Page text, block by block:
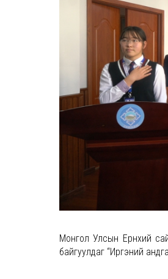
Монгол Улсын Ерөнхий
байгуулдаг “Иргэний